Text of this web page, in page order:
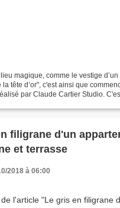
magique, comme le vestige
la tête d’or", c'est ainsi que
par Claude Cartier Studio.
filigrane d'un
et terrasse
2018 à 06:00